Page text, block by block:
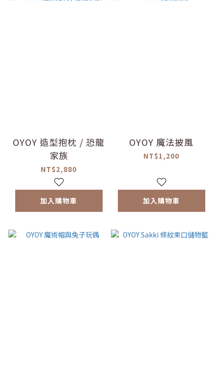
OYOY 造型抱枕 / 恐龍
家族
NT$2,880
加入購物車
OYOY 魔法披風
NT$1,200
加入購物車